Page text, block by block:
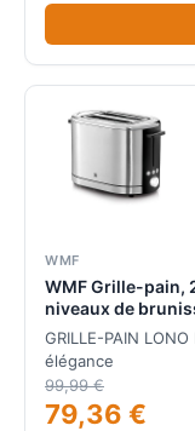
WMF
WMF Grille-pain,
niveaux de
18/10 Cromargan,
GRILLE-PAIN
élégance
99,99 €
79,36 €